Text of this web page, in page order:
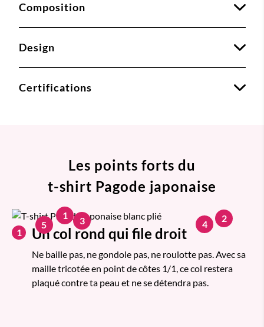
Composition
Design
Certifications
Les points forts du
t-shirt Pagode japonaise
1 Un col rond qui file droit
Ne baille pas, ne gondole pas, ne roulotte pas. Avec sa
maille tricotée en point de côtes 1/1, ce col restera
plaqué contre ta peau et ne se détendra pas.
1 2
3 4
5